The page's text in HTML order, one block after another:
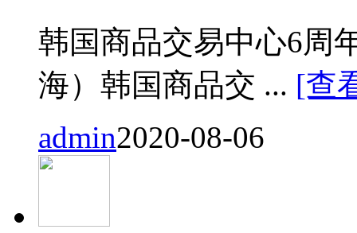
韩国商品交易中心6周
海）韩国商品交 ... [查
admin2020-08-06